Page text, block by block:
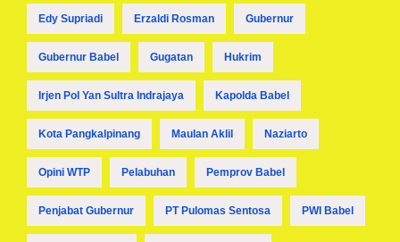
Edy Supriadi Erzaldi Rosman Gubernur
Gubernur Babel Gugatan Hukrim
Irjen Pol Yan Sultra Indrajaya Kapolda Babel
Kota Pangkalpinang Maulan Aklil Naziarto
Opini WTP Pelabuhan Pemprov Babel
Penjabat Gubernur PT Pulomas Sentosa PWI Babel